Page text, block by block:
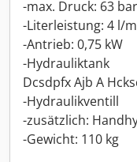
-max. Druck: 63 bar
-Literleistung: 4 l/
-Antrieb: 0,75 kW
-Hydrauliktank
Dcsdpfx Ajb A
-Hydraulikventill
-zusätzlich:
-Gewicht: 110 kg